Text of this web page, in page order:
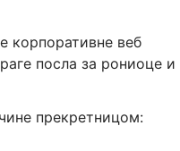
корпоративне веб
посла за рониоце и
прекретницом: